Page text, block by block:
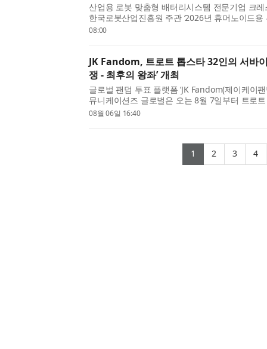
산업용 로봇 맞춤형 배터리시스템 전문기업 크
한국로봇산업진흥원 주관 ‘2026년 휴머노이드
부품 실증형)’의 주관기관으로 최종 선정됐다고
08:00
JK Fandom, 트로트 톱스타 32인의 서바
쟁 - 최후의 왕좌’ 개최
글로벌 팬덤 투표 플랫폼 ‘JK Fandom(제이케이
뮤니케이션즈 글로벌은 오는 8월 7일부터 트로
는 토너먼트 투표 ‘트롯 전쟁 - 최후의 왕좌(TROT
08월 06일 16:40
1 (current)
2(current)
3 4